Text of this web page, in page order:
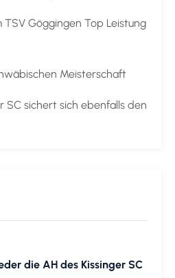
Göggingen Top Leistung
Meisterschaft
SC sichert sich ebenfalls den
die AH des Kissinger SC